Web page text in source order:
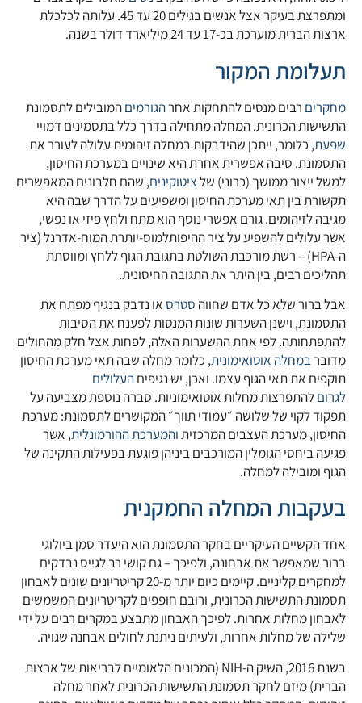
ומתפרצת בעיקר אצל אנשים בגילים 20 עד 45. עלותה לכלכלת
ארצות הברית מוערכת בכ-17 עד 24 מיליארד דולר בשנה.
תעלומת המקור
מחקרים רבים מנסים להתחקות אחרהגורמיםהמובילים לתסמונת
התשישות הכרונית. המחלה מתחילה בדרך כלל בתסמינים דמויי
שפעת, כלומר, ייתכן שהידבקות במחלה זיהומית עלולה לעורר את
התסמונת. סיבה אפשרית אחרת היא שינויים במערכת החיסון,
למשל ייצור ממושך (כרוני) שלציטוקינים, שהם חלבונים המאפשרים
תקשורת בין תאי מערכת החיסון ומשפיעים על הדרך שבה היא
מגיבה לזיהומים. גורם אפשרי נוסף הוא מתח ולחץ פיזי או נפשי,
אשר עלולים להשפיע על ציר ההיפותלמוס-יותרת המוח-אדרנל (ציר
ה-HPA) – רשת מורכבת השולטת בתגובת הגוף ללחץ ומווסתת
תהליכים רבים, בין היתר את התגובה החיסונית.
אבל ברור שלא כל אדם שחווה סטרס או נדבק בנגיף מפתח את
התסמונת, וישנן השערות שונות המנסות לפענח את הסיבות
להתפתחותה. לפי אחת ההשערות האלה, לפחות אצל חלק מהחולים
מדוברבמחלה אוטואימונית, כלומר מחלה שבה תאי מערכת החיסון
תוקפים את תאי הגוף עצמו. ואכן, יש נגיפיםהעלולים
לגרוםלהתפרצות מחלות אוטואימוניות. סברה נוספת מצביעה על
תפקוד לקוי של שלושה ״עמודי תווך״ המקושרים לתסמונת: מערכת
החיסון, מערכת העצבים המרכזיתוהמערכת ההורמונלית, אשר
פגיעה ביחסי הגומלין המורכבים ביניהן פוגעת בפעילות התקינה של
הגוף ומובילה למחלה.
בעקבות המחלה החמקנית
אחד הקשיים העיקריים בחקר התסמונת הוא היעדר סמן ביולוגי
ברור שמאפשר את אבחונה, ולפיכך – גם קושי רב לגייס נבדקים
למחקרים קליניים. קיימים כיום יותר מ-20 קריטריונים שונים לאבחון
תסמונת התשישות הכרונית, ורובם חופפים לקריטריונים המשמשים
לאבחון מחלות אחרות. לפיכך האבחון מתבצע במקרים רבים על ידי
שלילה של מחלות אחרות, ולעיתים ניתנת לחולים אבחנה שגויה.
בשנת 2016, השיק ה-NIH (המכונים הלאומיים לבריאות של ארצות
הברית) מיזם לחקר תסמונת התשישות הכרונית לאחר מחלה